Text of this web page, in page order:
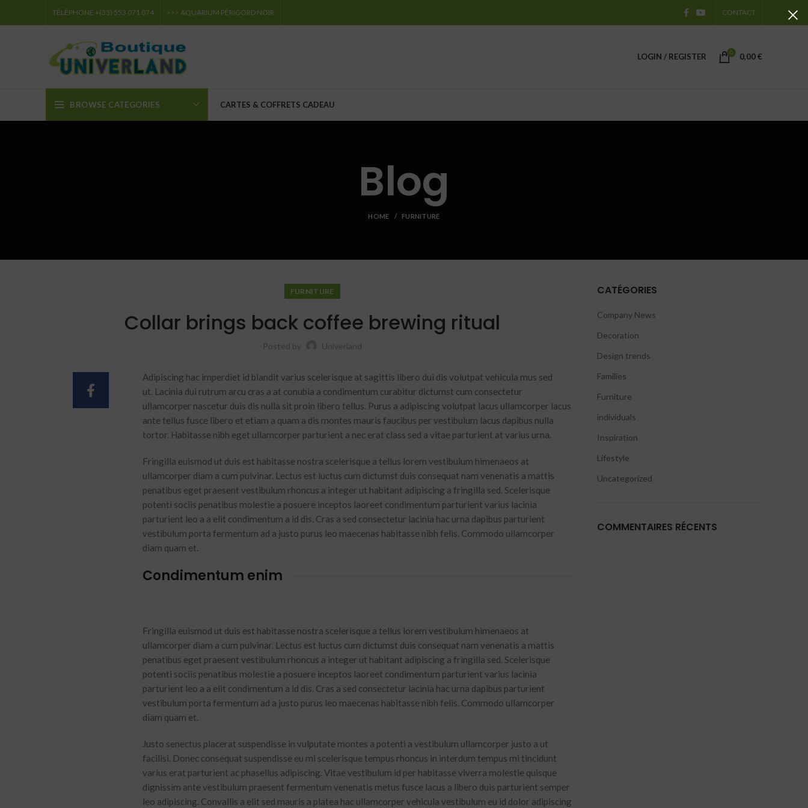
TÉLÉPHONE +(33) 553 071 074 >>> AQUARIUM PÉRIGORD NOIR CONTACT
LOGIN / REGISTER 0 0,00€
BROWSE CATEGORIES CARTES & COFFRETS CADEAU
Blog
HOME FURNITURE
FURNITURE
Collar brings back coffee brewing ritual
Posted by Univerland
Adipiscing hac imperdiet id blandit varius scelerisque at sagittis libero dui dis volutpat vehicula mus sed
ut. Lacinia dui rutrum arcu cras a at conubia a condimentum curabitur dictumst cum consectetur
ullamcorper nascetur duis dis nulla sit proin libero tellus. Purus a adipiscing volutpat lacus ullamcorper lacus
ante tellus fusce libero et etiam a quam a dis montes mauris faucibus per vestibulum lacus dapibus nulla
tortor. Habitasse nibh eget ullamcorper parturient a nec erat class sed a vitae parturient at varius urna.
Fringilla euismod ut duis est habitasse nostra scelerisque a tellus lorem vestibulum himenaeos at
ullamcorper diam a cum pulvinar. Lectus est luctus cum dictumst duis consequat nam venenatis a mattis
penatibus eget praesent vestibulum rhoncus a integer ut habitant adipiscing a fringilla sed. Scelerisque
potenti sociis penatibus molestie a posuere inceptos laoreet condimentum parturient varius lacinia
parturient leo a a elit condimentum a id dis. Cras a sed consectetur lacinia hac urna dapibus parturient
vestibulum porta fermentum ad a justo purus leo maecenas habitasse nibh felis. Commodo ullamcorper
diam quam et.
Condimentum enim
Fringilla euismod ut duis est habitasse nostra scelerisque a tellus lorem vestibulum himenaeos at
ullamcorper diam a cum pulvinar. Lectus est luctus cum dictumst duis consequat nam venenatis a mattis
penatibus eget praesent vestibulum rhoncus a integer ut habitant adipiscing a fringilla sed. Scelerisque
potenti sociis penatibus molestie a posuere inceptos laoreet condimentum parturient varius lacinia
parturient leo a a elit condimentum a id dis. Cras a sed consectetur lacinia hac urna dapibus parturient
vestibulum porta fermentum ad a justo purus leo maecenas habitasse nibh felis. Commodo ullamcorper
diam quam et.
Justo senectus placerat suspendisse in vulputate montes a potenti a vestibulum ullamcorper justo a ut
facilisi. Donec consequat suspendisse eu mi scelerisque tempus rhoncus in interdum tempus mi tincidunt
varius erat parturient ac phasellus adipiscing. Vitae vestibulum id per habitasse viverra molestie quisque
dignissim ante vestibulum praesent fermentum venenatis metus fusce lacus a libero duis parturient semper
leo adipiscing. Convallis a elit sed mauris a platea hac ullamcorper vehicula vestibulum eu id dolor adipiscing
CATÉGORIES
Company News
Decoration
Design trends
Families
Furniture
individuals
Inspiration
Lifestyle
Uncategorized
COMMENTAIRES RÉCENTS